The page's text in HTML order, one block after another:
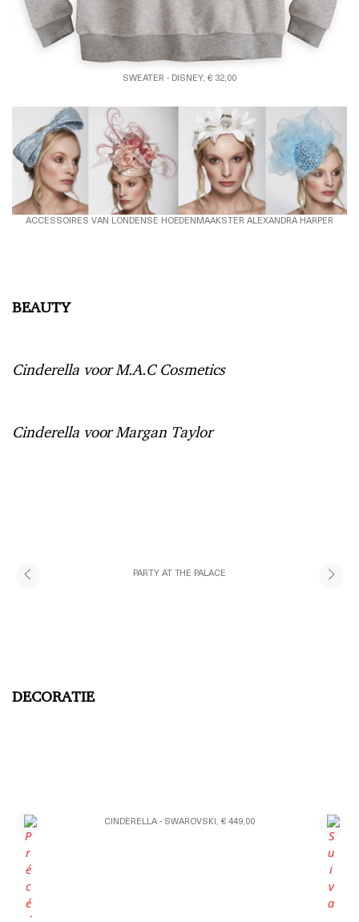
SWEATER - DISNEY, € 32,00
ACCESSOIRES VAN LONDENSE HOEDENMAAKSTER ALEXANDRA HARPER
BEAUTY
Cinderella voor M.A.C Cosmetics
Cinderella voor Margan Taylor
PARTY AT THE PALACE
DECORATIE
CINDERELLA - SWAROVSKI, € 449,00